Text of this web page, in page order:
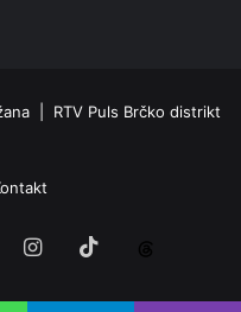
| RTV Puls Brčko distrikt
Instagram
TikTok